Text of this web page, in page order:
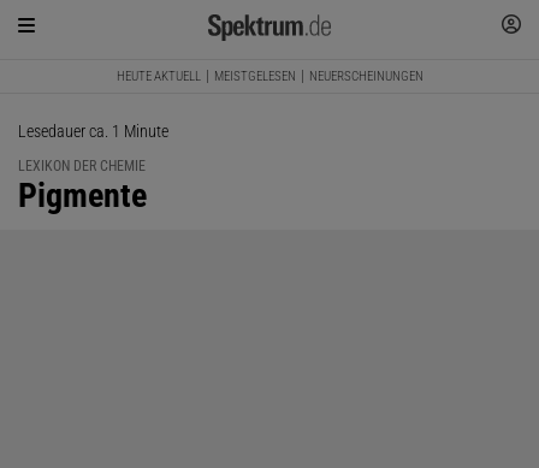
HEUTE AKTUELL MEISTGELESEN NEUERSCHEINUNGEN
Lesedauer ca. 1 Minute
LEXIKON DER CHEMIE
:
Pigmente